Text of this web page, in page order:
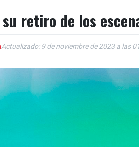
retiro de los
Actualizado: 9 de noviembre de 2023 a las